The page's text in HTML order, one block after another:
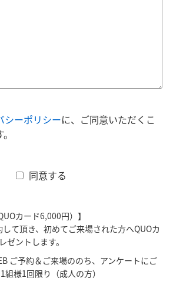
シーポリシーに、ご同意いただくこ
同意する
カード6,000円）】
て頂き、初めてご来場された方へQUOカ
ゼントします。
ご予約＆ご来場ののち、アンケートにご
組様1回限り（成人の方）